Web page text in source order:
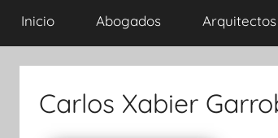
Inicio Abogados Arquitectos
Carlos Xabier